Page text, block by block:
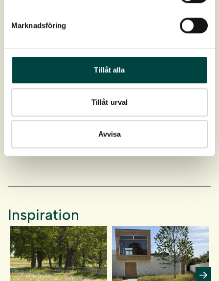
Marknadsföring
Tillåt alla
Tillåt urval
Avvisa
1-10368
Download
Produktdatablad
Så- og plejevejledning
Inspiration